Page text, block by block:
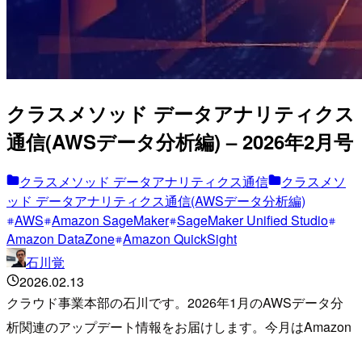
クラスメソッド データアナリティクス
通信(AWSデータ分析編) – 2026年2月号
クラスメソッド データアナリティクス通信
クラスメソ
ッド データアナリティクス通信(AWSデータ分析編)
AWS Amazon SageMaker SageMaker Unified Studio
Amazon DataZone Amazon QuickSight
石川覚
2026.02.13
クラウド事業本部の石川です。2026年1月のAWSデータ分
析関連のアップデート情報をお届けします。今月はAmazon